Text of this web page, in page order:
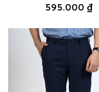
595.000 ₫